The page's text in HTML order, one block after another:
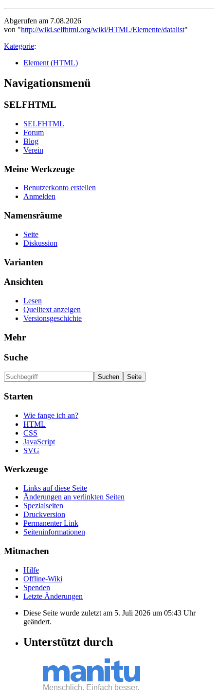
Abgerufen am 7.08.2026
von "http://wiki.selfhtml.org/wiki/HTML/Elemente/datalist"
Kategorie:
Element (HTML)
Navigationsmenü
SELFHTML
SELFHTML
Forum
Blog
Verein
Meine Werkzeuge
Benutzerkonto erstellen
Anmelden
Namensräume
Seite
Diskussion
Varianten
Ansichten
Lesen
Quelltext anzeigen
Versionsgeschichte
Mehr
Suche
Starten
Wie fange ich an?
HTML
CSS
JavaScript
SVG
Werkzeuge
Links auf diese Seite
Änderungen an verlinkten Seiten
Spezialseiten
Druckversion
Permanenter Link
Seiten­informationen
Mitmachen
Hilfe
Offline-Wiki
Spenden
Letzte Änderungen
Diese Seite wurde zuletzt am 5. Juli 2026 um 05:43 Uhr
geändert.
Unterstützt durch